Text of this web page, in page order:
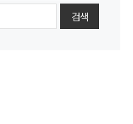
검색